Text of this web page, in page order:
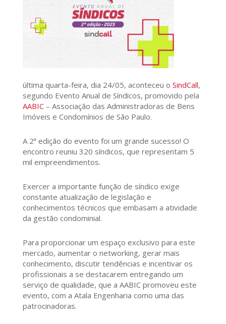
última quarta-feira, dia 24/05, aconteceu o SindCall,
segundo Evento Anual de Síndicos, promovido pela
AABIC– Associação das Administradoras de Bens
Imóveis e Condomínios de São Paulo.
A 2ª edição do evento foi um grande sucesso! O
encontro reuniu 320 síndicos, que representam 5
mil empreendimentos.
Exercer a importante função de síndico exige
constante atualização de legislação e
conhecimentos técnicos que embasam a atividade
da gestão condominial.
Para proporcionar um espaço exclusivo para este
mercado, aumentar o networking, gerar mais
conhecimento, discutir tendências e incentivar os
profissionais a se destacarem entregando um
serviço de qualidade, que a AABIC promoveu este
evento, com a Atala Engenharia como uma das
patrocinadoras.